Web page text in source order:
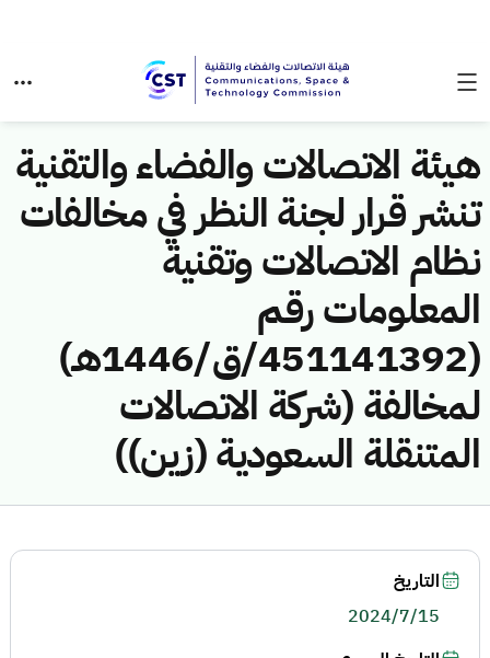
هيئة الاتصالات والفضاء والتقنية
تنشر قرار لجنة النظر في مخالفات
نظام الاتصالات وتقنية
المعلومات رقم
(451141392/ق/1446هـ)
لمخالفة (شركة الاتصالات
المتنقلة السعودية (زين))
التاريخ
2024/7/15